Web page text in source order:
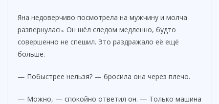
Яна недоверчиво посмотрела на мужчину и молча
развернулась. Он шёл следом медленно, будто
совершенно не спешил. Это раздражало её ещё
больше.
— Побыстрее нельзя? — бросила она через плечо.
— Можно, — спокойно ответил он. — Только машина